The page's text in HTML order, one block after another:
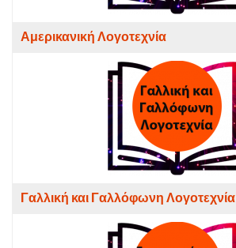
Αμερικανική Λογοτεχνία
Γαλλική και Γαλλόφωνη Λογοτεχνία